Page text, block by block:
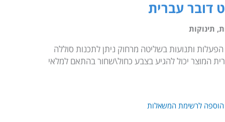
דובר עברית
, תינוקות
ותנועות בשליטה מרחוק ניתן לתכנות סוללה
המוצר יכול להגיע בצבע כחול\שחור בהתאם למלאי
הוספה לרשימת המשאלות